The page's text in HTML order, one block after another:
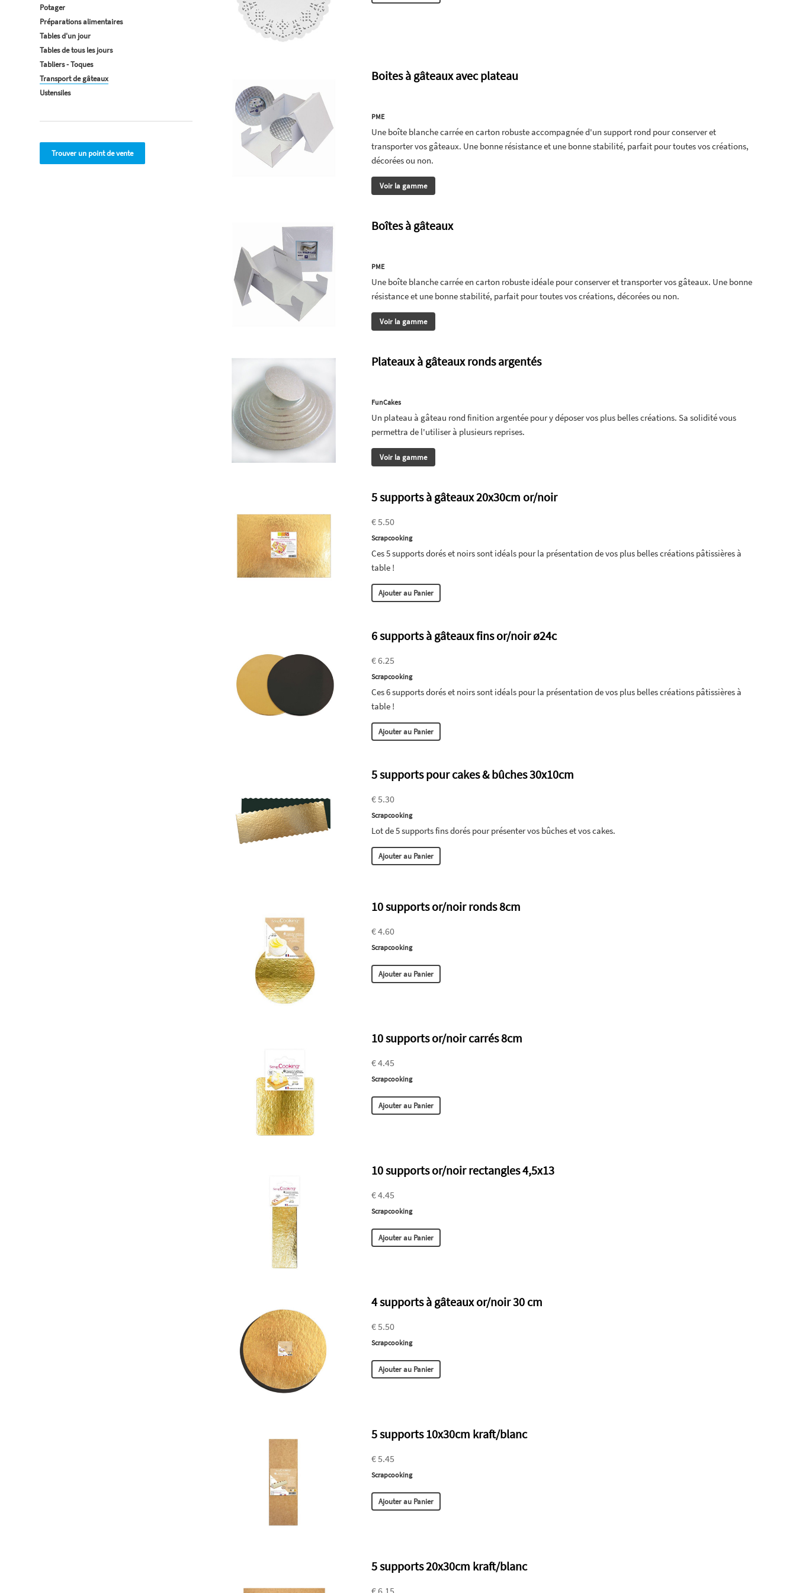
Boites à gâteaux avec plateau
PME
Une boîte blanche carrée en carton robuste accompagnée d'un support rond pour conserver et
transporter vos gâteaux. Une bonne résistance et une bonne stabilité, parfait pour toutes vos créations,
décorées ou non.
Voir la gamme
Boîtes à gâteaux
PME
Une boîte blanche carrée en carton robuste idéale pour conserver et transporter vos gâteaux. Une bonne
résistance et une bonne stabilité, parfait pour toutes vos créations, décorées ou non.
Voir la gamme
Plateaux à gâteaux ronds argentés
FunCakes
Un plateau à gâteau rond finition argentée pour y déposer vos plus belles créations. Sa solidité vous
permettra de l'utiliser à plusieurs reprises.
Voir la gamme
5 supports à gâteaux 20x30cm or/noir
€ 5.50
Scrapcooking
Ces 5 supports dorés et noirs sont idéals pour la présentation de vos plus belles créations pâtissières à
table !
Ajouter au Panier
6 supports à gâteaux fins or/noir ø24c
€ 6.25
Scrapcooking
Ces 6 supports dorés et noirs sont idéals pour la présentation de vos plus belles créations pâtissières à
table !
Ajouter au Panier
5 supports pour cakes & bûches 30x10cm
€ 5.30
Scrapcooking
Lot de 5 supports fins dorés pour présenter vos bûches et vos cakes.
Ajouter au Panier
10 supports or/noir ronds 8cm
€ 4.60
Scrapcooking
Ajouter au Panier
10 supports or/noir carrés 8cm
€ 4.45
Scrapcooking
Ajouter au Panier
10 supports or/noir rectangles 4,5x13
€ 4.45
Scrapcooking
Ajouter au Panier
4 supports à gâteaux or/noir 30 cm
€ 5.50
Scrapcooking
Ajouter au Panier
5 supports 10x30cm kraft/blanc
€ 5.45
Scrapcooking
Ajouter au Panier
5 supports 20x30cm kraft/blanc
€ 6.15
Potager
Préparations alimentaires
Tables d'un jour
Tables de tous les jours
Tabliers - Toques
Transport de gâteaux
Ustensiles
Trouver un point de vente